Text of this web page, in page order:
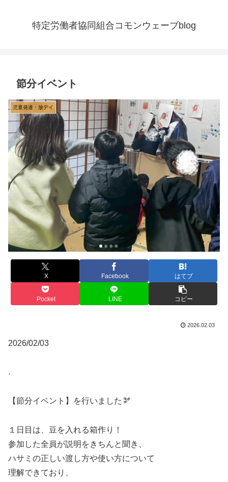
特定労働者協同組合コモンウェーブblog
節分イベント
児童発達・放デイ
X Facebook はてブ
Pocket LINE コピー
2026.02.03
2026/02/03
.
【節分イベント】を行いました🫘
１日目は、豆を入れる箱作り！
参加した全員が説明をきちんと聞き、
ハサミの正しい渡し方や使い方について
理解できており、